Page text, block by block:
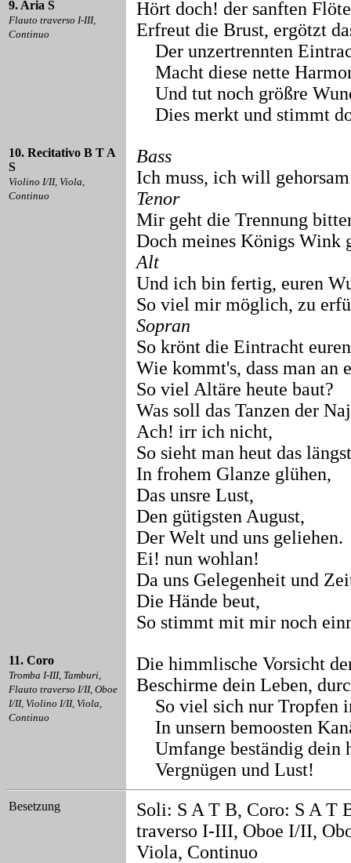
9. Aria S
Flauto traverso I-III,
Continuo
Hört doch! der sanften
Erfreut die Brust, ergötzt
Der unzertrennten
Macht diese nette
Und tut noch größre
Dies merkt und stimmt
10. Recitativo B T A
S
Violino I/II, Viola,
Continuo
Bass
Ich muss, ich will
Tenor
Mir geht die Trennung
Doch meines Königs Wink
Alt
Und ich bin fertig, euren
So viel mir möglich, zu
Sopran
So krönt die Eintracht
Wie kommt's, dass man an
So viel Altäre heute baut?
Was soll das Tanzen der
Ach! irr ich nicht,
So sieht man heut das
In frohem Glanze glühen,
Das unsre Lust,
Den gütigsten August,
Der Welt und uns geliehen.
Ei! nun wohlan!
Da uns Gelegenheit und
Die Hände beut,
So stimmt mit mir noch
11. Coro
Tromba I-III, Tamburi,
Flauto traverso I/II, Oboe
I/II, Violino I/II, Viola,
Continuo
Die himmlische Vorsicht
Beschirme dein Leben,
So viel sich nur Tropfen
In unsern bemoosten
Umfange beständig dein
Vergnügen und Lust!
Besetzung
Soli: S A T B, Coro: S A T
traverso I-III, Oboe I/II,
Viola, Continuo